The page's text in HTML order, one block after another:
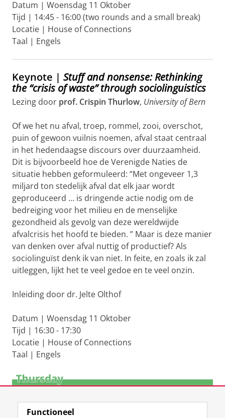
Datum | Woensdag 11 Oktober
Tijd | 14:45 - 16:00 (two rounds and a small break)
Locatie | House of Connections
Taal | Engels
Keynote | Stuff and nonsense: Rethinking
the “crisis of waste” through sociolinguistics
Lezing door prof. Crispin Thurlow, University of Bern
Of we het nu afval, troep, rommel, zooi, overschot,
puin of gewoon vuilnis noemen, afval staat centraal
in het hedendaagse discours over duurzaamheid.
Dit is bijvoorbeeld hoe de Verenigde Naties de
situatie hebben geformuleerd: “Met ongeveer 1,3
miljard ton stedelijk afval dat elk jaar wordt
geproduceerd … is dringende actie nodig om de
bedreiging voor het milieu en de menselijke
gezondheid als gevolg van deze wereldwijde
afvalcrisis het hoofd te bieden. ” Maar is deze manier
van denken over afval nuttig of productief? Als
sociolinguïst denk ik van niet. In feite, en zoals ik zal
uitleggen, lijkt het te veel gedoe en te veel onzin.
Inleiding door dr. Jelte Olthof
Datum | Woensdag 11 Oktober
Tijd | 16:30 - 17:30
Locatie | House of Connections
Taal | Engels
Functioneel